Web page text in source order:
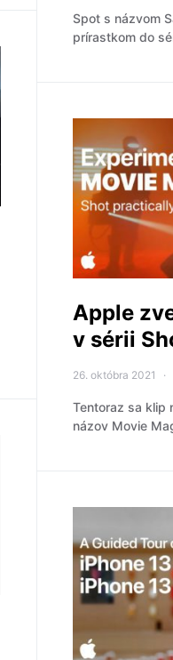
Spot s názvom
prírastkom do
Apple
v sérii
26. októbra 2021
Tentoraz sa klip
názov Movie